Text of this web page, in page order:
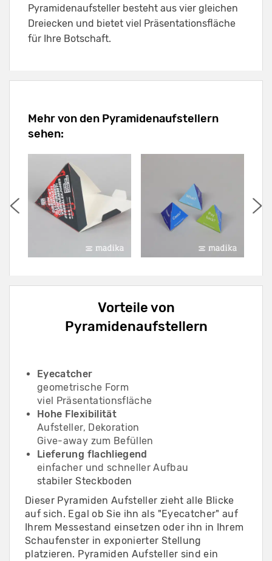
Pyramidenaufsteller besteht aus vier gleichen
Dreiecken und bietet viel Präsentationsfläche
für Ihre Botschaft.
Mehr von den Pyramidenaufstellern
sehen:
Vorteile von
Pyramidenaufstellern
Eyecatcher
geometrische Form
viel Präsentationsfläche
Hohe Flexibilität
Aufsteller, Dekoration
Give-away zum Befüllen
Lieferung flachliegend
einfacher und schneller Aufbau
stabiler Steckboden
Dieser Pyramiden Aufsteller zieht alle Blicke
auf sich. Egal ob Sie ihn als "Eyecatcher" auf
Ihrem Messestand einsetzen oder ihn in Ihrem
Schaufenster in exponierter Stellung
platzieren. Pyramiden Aufsteller sind ein